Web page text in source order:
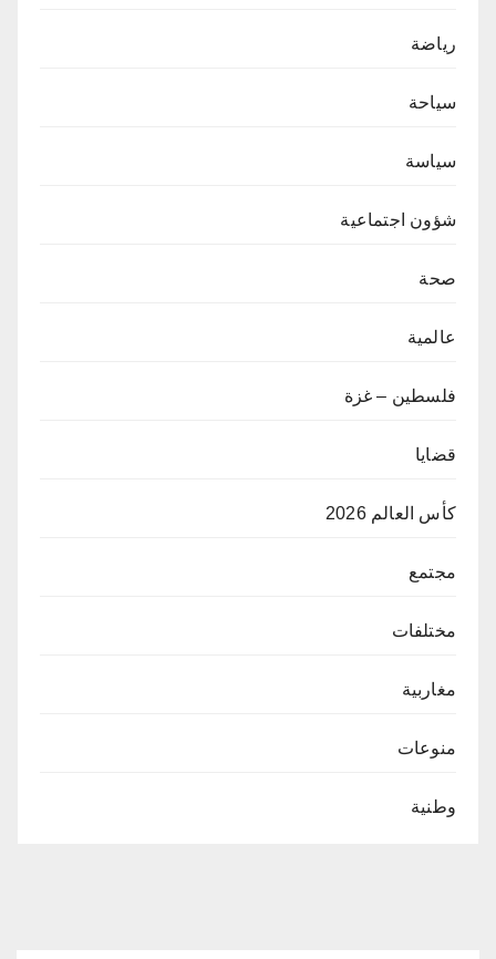
رياضة
سياحة
سياسة
شؤون اجتماعية
صحة
عالمية
فلسطين – غزة
قضايا
كأس العالم 2026
مجتمع
مختلفات
مغاربية
منوعات
وطنية